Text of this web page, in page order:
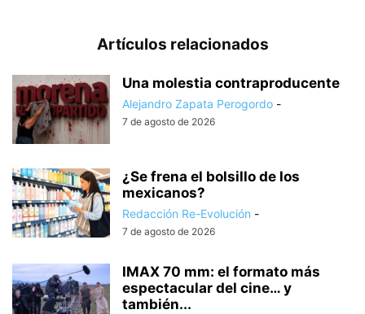
Artículos relacionados
Una molestia contraproducente
Alejandro Zapata Perogordo -
7 de agosto de 2026
¿Se frena el bolsillo de los
mexicanos?
Redacción Re-Evolución -
7 de agosto de 2026
IMAX 70 mm: el formato más
espectacular del cine… y
también...